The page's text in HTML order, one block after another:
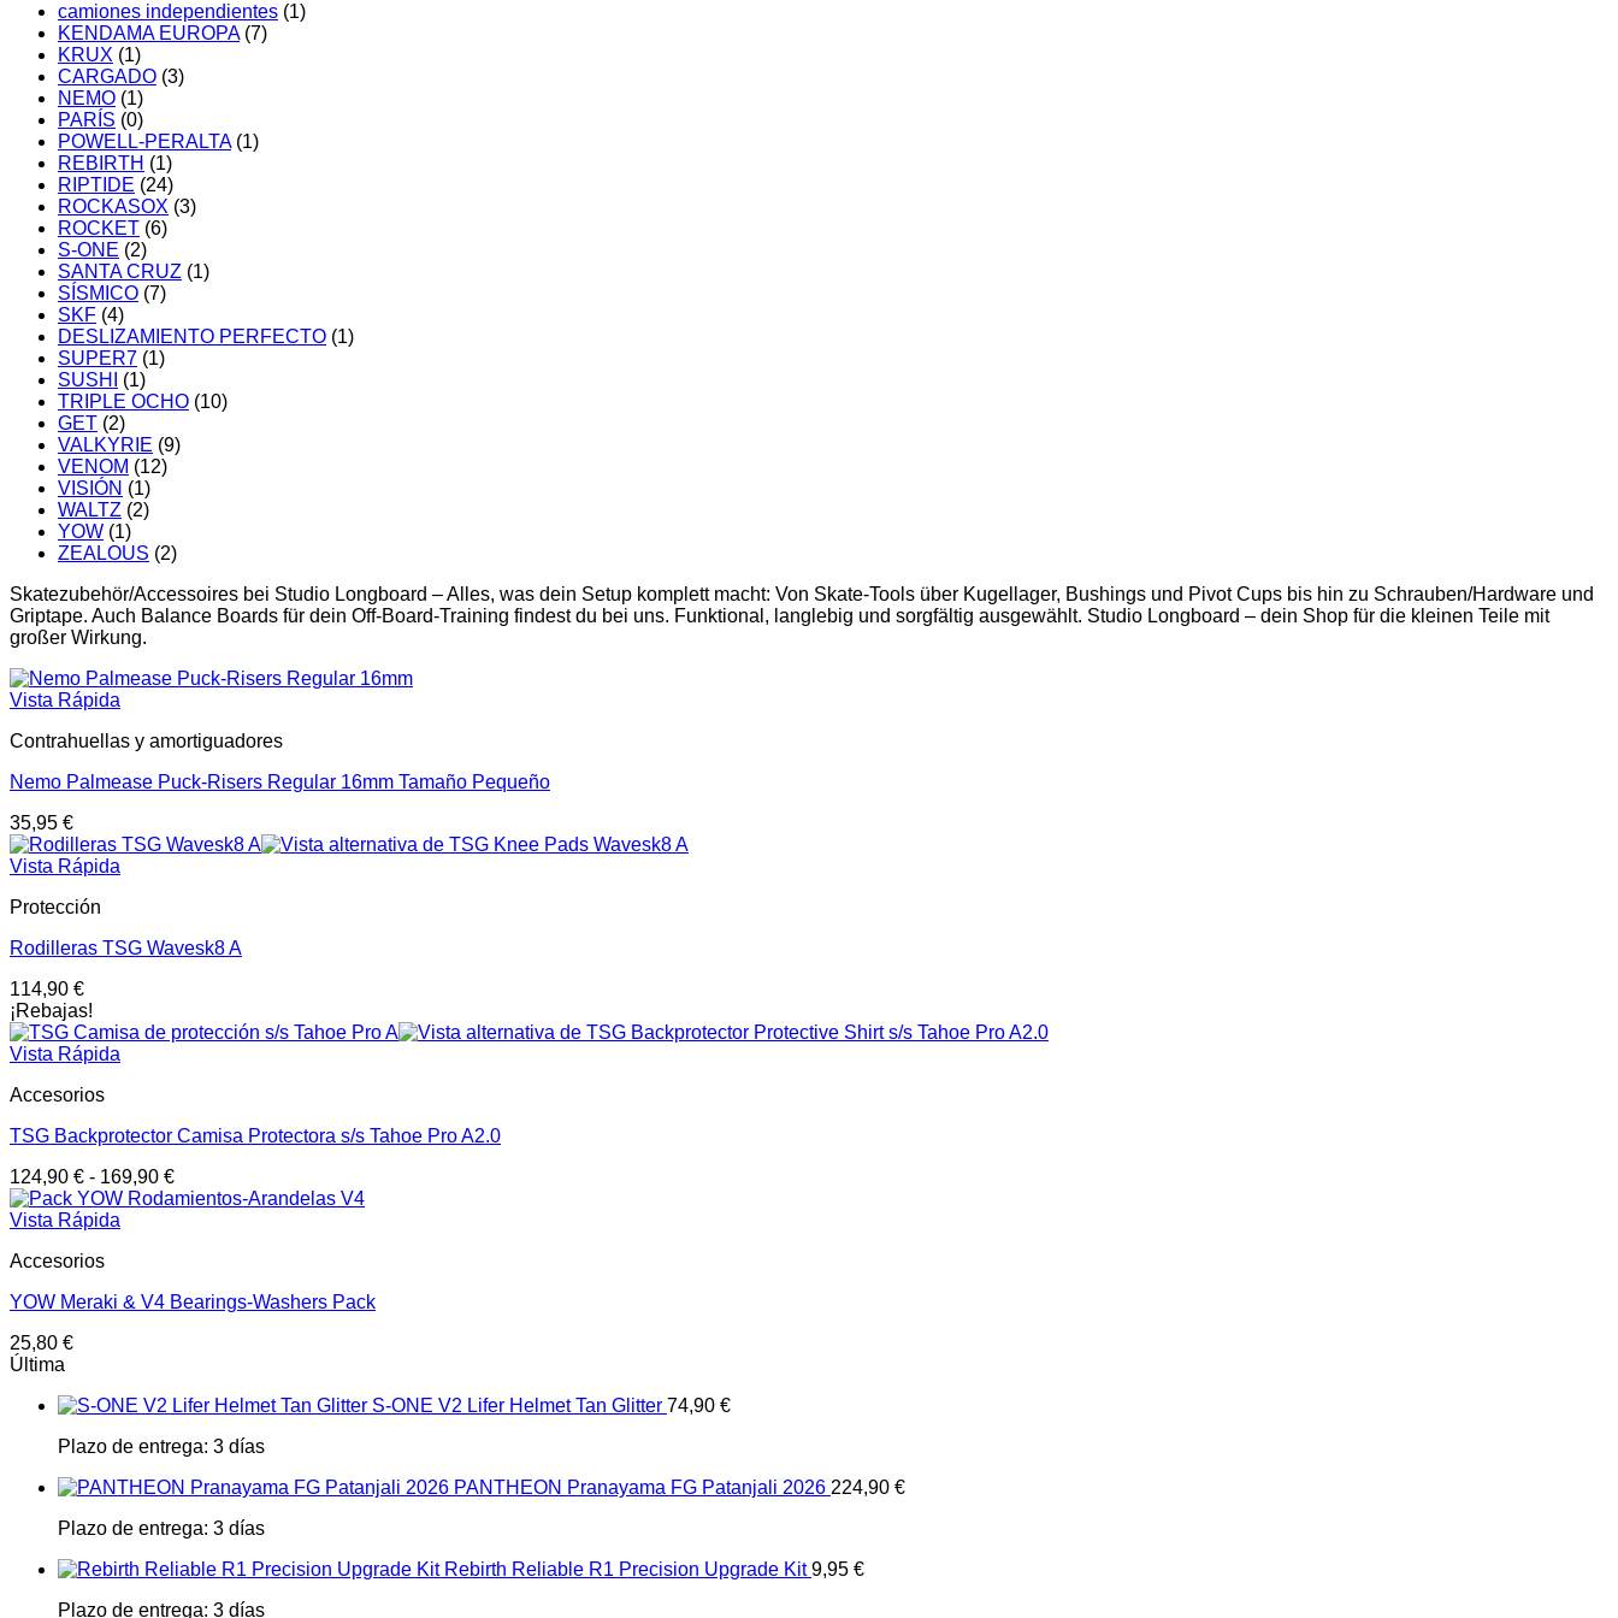
camiones independientes (1)
KENDAMA EUROPA (7)
KRUX (1)
CARGADO (3)
NEMO (1)
PARÍS (0)
POWELL-PERALTA (1)
REBIRTH (1)
RIPTIDE (24)
ROCKASOX (3)
ROCKET (6)
S-ONE (2)
SANTA CRUZ (1)
SÍSMICO (7)
SKF (4)
DESLIZAMIENTO PERFECTO (1)
SUPER7 (1)
SUSHI
(1)
TRIPLE OCHO (10)
GET (2)
VALKYRIE (9)
VENOM (12)
VISIÓN (1)
WALTZ (2)
YOW (1)
ZEALOUS (2)
Skatezubehör/Accessoires bei Studio Longboard – Alles, was dein Setup komplett macht: Von Skate-Tools über Kugellager, Bushings und Pivot Cups bis hin zu Schrauben/Hardware und
Griptape. Auch Balance Boards für dein Off-Board-Training findest du bei uns. Funktional, langlebig und sorgfältig ausgewählt. Studio Longboard – dein Shop für die kleinen Teile mit
großer Wirkung.
Vista Rápida
Contrahuellas y amortiguadores
Nemo Palmease Puck-Risers Regular 16mm Tamaño Pequeño
35,95 €
Vista Rápida
Protección
Rodilleras TSG Wavesk8 A
114,90 €
¡Rebajas!
Vista Rápida
Accesorios
TSG Backprotector Camisa Protectora s/s Tahoe Pro A2.0
124,90 € - 169,90 €
Vista Rápida
Accesorios
YOW Meraki & V4 Bearings-Washers Pack
25,80 €
Última
S-ONE V2 Lifer Helmet Tan Glitter 74,90 €
Plazo de entrega: 3 días
PANTHEON Pranayama FG Patanjali 2026 224,90 €
Plazo de entrega: 3 días
Rebirth Reliable R1 Precision Upgrade Kit 9,95 €
Plazo de entrega: 3 días